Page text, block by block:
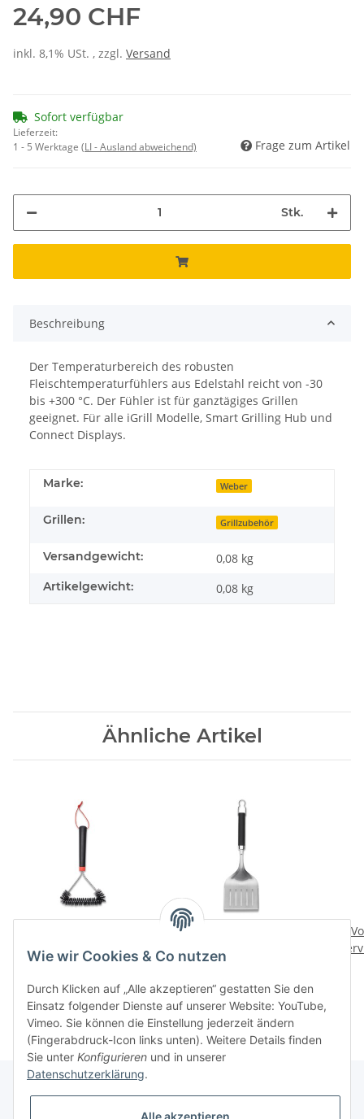
24,90 CHF
inkl. 8,1% USt. , zzgl. Versand
Sofort verfügbar
Lieferzeit:
1 - 5 Werktage (LI - Ausland abweichend) Frage zum Artikel
Stk.
Beschreibung
Der Temperaturbereich des robusten
Fleischtemperaturfühlers aus Edelstahl reicht von -30
bis +300 °C. Der Fühler ist für ganztägiges Grillen
geeignet. Für alle iGrill Modelle, Smart Grilling Hub und
Connect Displays.
Marke: Weber
Grillen: Grillzubehör
Versandgewicht: 0,08 kg
Artikelgewicht: 0,08 kg
Ähnliche Artikel
30 cm
16,90 CHF*
Precision Grillwender
39,90 CHF
Wie wir Cookies & Co nutzen
Durch Klicken auf „Alle akzeptieren“ gestatten Sie den
Einsatz folgender Dienste auf unserer Website: YouTube,
Vimeo. Sie können die Einstellung jederzeit ändern
(Fingerabdruck-Icon links unten). Weitere Details finden
Sie unter Konfigurieren und in unserer
Datenschutzerklärung.
Alle akzeptieren